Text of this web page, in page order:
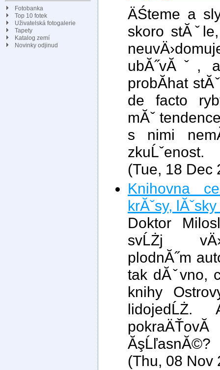
Fotobanka
Top 10 fotek
Uživatelská fotogalerie
Tapety
Katalog zemí
Novinky odjinud
ÄŚteme a
skoro
ubĂ˝vĂˇ,
probĂ­hat
de facto
mĂˇ
s nimi
zkuĹˇenost.
(Tue, 18 Dec
Knihovna
krĂˇsy,
Doktor
svĹŻj
plodnĂ˝m
tak dĂˇvno,
knihy
ĂşĹľasnĂ©?
(Thu, 08 Nov